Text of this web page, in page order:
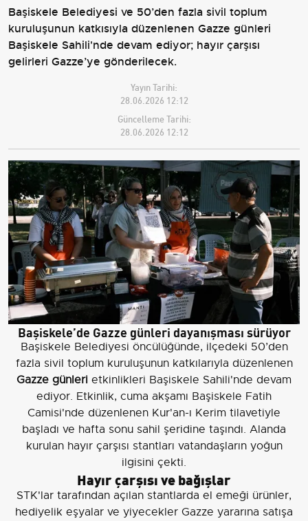
Başiskele Belediyesi ve 50’den fazla sivil toplum
kuruluşunun katkısıyla düzenlenen Gazze günleri
Başiskele Sahili'nde devam ediyor; hayır çarşısı
gelirleri Gazze’ye gönderilecek.
Yayın Tarihi:
28.06.2026 12:12
Güncelleme Tarihi:
28.06.2026 12:12
Başiskele’de Gazze günleri dayanışması sürüyor
Başiskele Belediyesi öncülüğünde, ilçedeki 50’den
fazla sivil toplum kuruluşunun katkılarıyla düzenlenen
Gazze günleri etkinlikleri Başiskele Sahili'nde devam
ediyor. Etkinlik, cuma akşamı Başiskele Fatih
Camisi'nde düzenlenen Kur'an-ı Kerim tilavetiyle
başladı ve hafta sonu sahil şeridine taşındı. Alanda
kurulan hayır çarşısı stantları vatandaşların yoğun
ilgisini çekti.
Hayır çarşısı ve bağışlar
STK'lar tarafından açılan stantlarda el emeği ürünler,
hediyelik eşyalar ve yiyecekler Gazze yararına satışa